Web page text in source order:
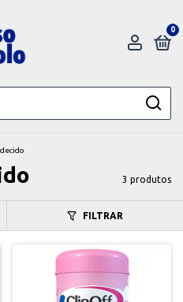
0
3 produtos
FILTRAR